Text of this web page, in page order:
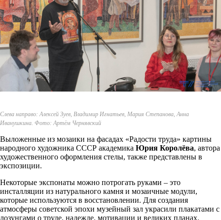
Слева направо: Алексей Зуев, Владимир Игнатьев, Мария Степанова, Анна
Иванушкина. Фото: Артём Чернявский
Выложенные из мозаики на фасадах «Радости труда» картины
народного художника СССР академика Юрия Королёва, автора
художественного оформления стелы, также представлены в
экспозиции.
Некоторые экспонаты можно потрогать руками – это
инсталляции из натурального камня и мозаичные модули,
которые используются в восстановлении. Для создания
атмосферы советской эпохи музейный зал украсили плакатами с
лозунгами о труде, надежде, мотивации и великих планах.